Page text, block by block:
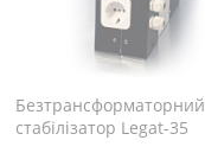
Безтрансформаторний
стабілізатор Legat-35